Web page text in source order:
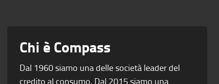
Chi è Compass
Dal 1960 siamo una delle società leader del
credito al consumo. Dal 2015 siamo una